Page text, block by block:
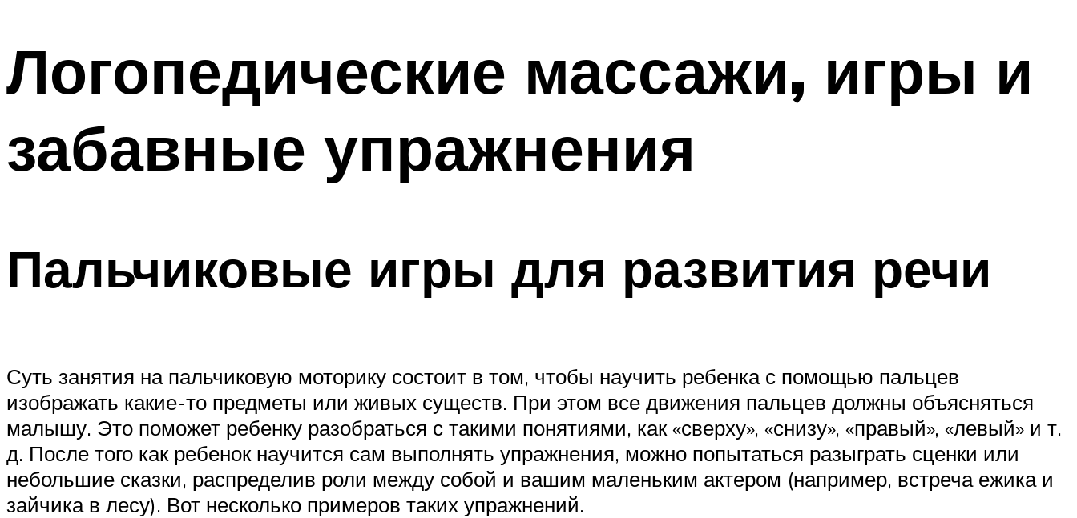
Логопедические массажи, игры и
забавные упражнения
Пальчиковые игры для развития речи
Суть занятия на пальчиковую моторику состоит в том, чтобы научить ребенка с помощью пальцев
изображать какие-то предметы или живых существ. При этом все движения пальцев должны объясняться
малышу. Это поможет ребенку разобраться с такими понятиями, как «сверху», «снизу», «правый», «левый» и т.
д. После того как ребенок научится сам выполнять упражнения, можно попытаться разыграть сценки или
небольшие сказки, распределив роли между собой и вашим маленьким актером (например, встреча ежика и
зайчика в лесу). Вот несколько примеров таких упражнений.